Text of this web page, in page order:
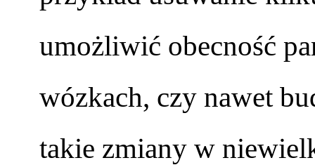
umożliwić obecność
wózkach, czy nawet
takie zmiany w